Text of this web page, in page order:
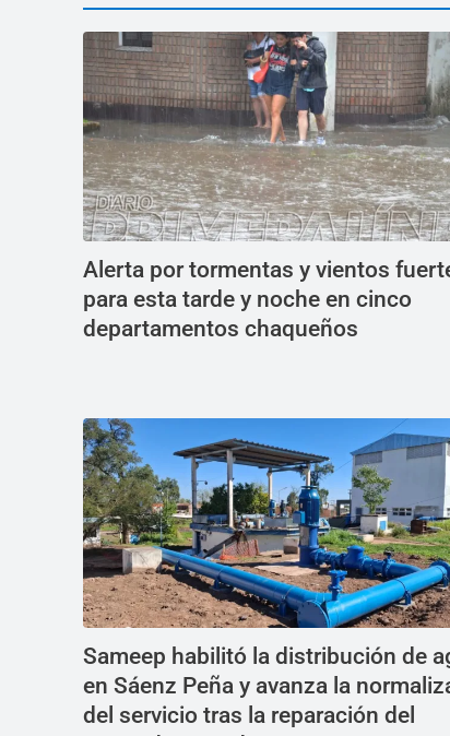
Alerta por tormentas y vientos
para esta tarde y noche en cinco
departamentos chaqueños
Sameep habilitó la distribución de
en Sáenz Peña y avanza la
del servicio tras la reparación del